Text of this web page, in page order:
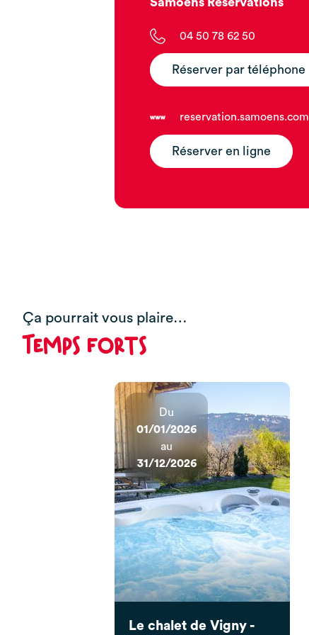
04 50 78 62 50
Réserver par téléphone
reservation.samoens.com
Réserver en ligne
Ça pourrait vous plaire…
Temps forts
Du
01/01/2026
au
31/12/2026
Le chalet de Vigny -